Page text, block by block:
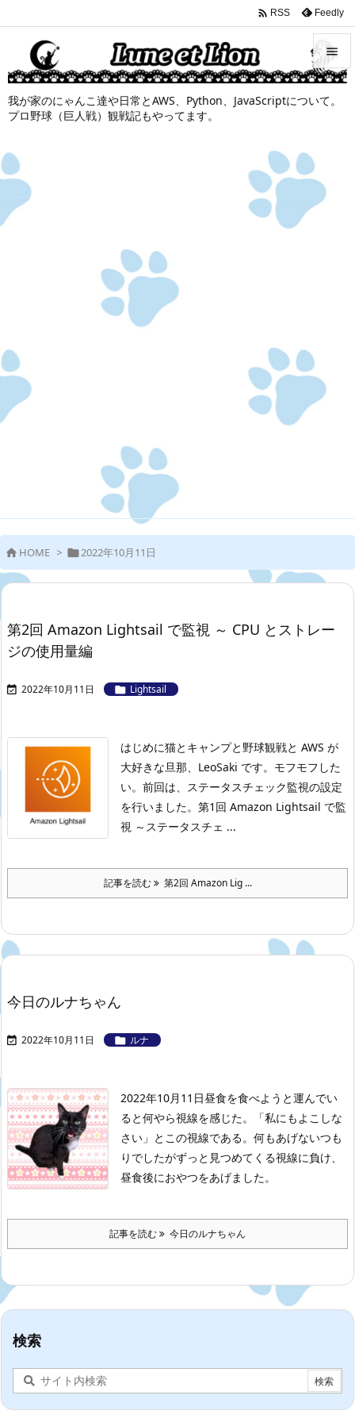
我が家のにゃんこ達や日常とAWS、Python、JavaScriptについて。
プロ野球（巨人戦）観戦記もやってます。


メニュ
前へ
 RSS Feedly
 HOME > 2022年10月11日
第2回 Amazon Lightsail で監視 ～ CPU とストレー
ジの使用量編
 2022年10月11日  Lightsail
はじめに猫とキャンプと野球観戦と AWS が
大好きな旦那、LeoSaki です。モフモフした
い。 前回は、ステータスチェック監視の設定
を行いました。 第1回 Amazon Lightsail で監
視 ～ステータスチェ ...
記事を読む 第2回 Amazon Lig ...
今日のルナちゃん
 2022年10月11日  ルナ
2022年10月11日昼食を食べようと運んでい
ると何やら視線を感じた。
「私にもよこしな
さい」とこの視線である。 何もあげないつも
りでしたがずっと見つめてくる視線に負け、
昼食後におやつをあげました。
記事を読む 今日のルナちゃん
検索